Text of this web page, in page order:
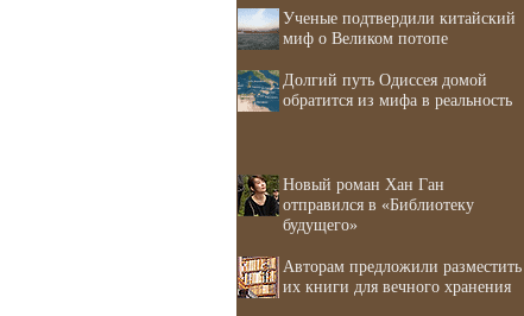
Ученые подтвердили китайский
миф о Великом потопе
Долгий путь Одиссея домой
обратится из мифа в реальность
Новый роман Хан Ган
отправился в «Библиотеку
будущего»
Авторам предложили разместить
их книги для вечного хранения